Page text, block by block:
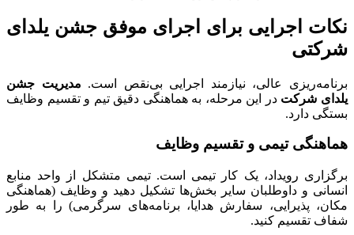
نکات اجرایی برای اجرای موفق جشن یلدای
شرکتی
برنامه‌ریزی عالی، نیازمند اجرایی بی‌نقص است. مدیریت جشن
یلدای شرکت در این مرحله، به هماهنگی دقیق تیم و تقسیم وظایف
بستگی دارد.
هماهنگی تیمی و تقسیم وظایف
برگزاری رویداد، یک کار تیمی است. تیمی متشکل از واحد منابع
انسانی و داوطلبان سایر بخش‌ها تشکیل دهید و وظایف (هماهنگی
مکان، پذیرایی، سفارش هدایا، برنامه‌های سرگرمی) را به طور
شفاف تقسیم کنید.